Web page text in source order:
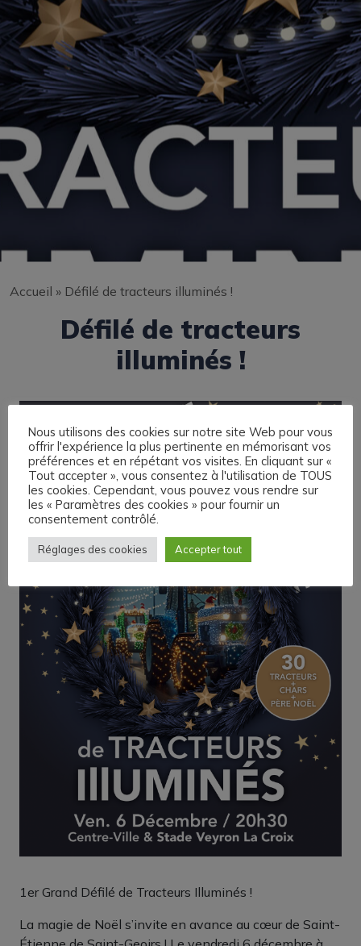
Accueil » Défilé de tracteurs illuminés !
Défilé de tracteurs
illuminés !
1er Grand Défilé de Tracteurs Illuminés !
La magie de Noël s’invite en avance au cœur de Saint-
Nous utilisons des cookies sur notre site Web pour vous
offrir l'expérience la plus pertinente en mémorisant vos
préférences et en répétant vos visites. En cliquant sur «
Tout accepter », vous consentez à l'utilisation de TOUS
les cookies. Cependant, vous pouvez vous rendre sur
les « Paramètres des cookies » pour fournir un
consentement contrôlé.
Réglages des cookies Accepter tout